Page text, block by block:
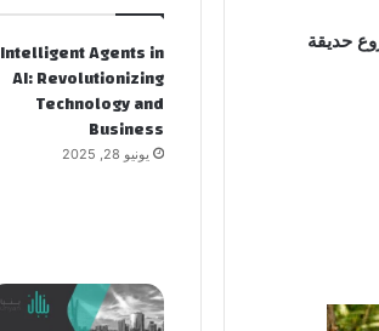
حديقة
Intelligent Agents in
AI: Revolutionizing
Technology and
Business
يونيو 28, 2025